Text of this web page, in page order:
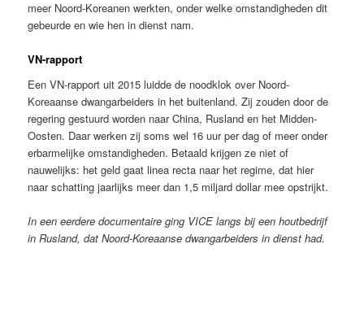
meer Noord-Koreanen werkten, onder welke omstandigheden dit
gebeurde en wie hen in dienst nam.
VN-rapport
Een VN-rapport uit 2015 luidde de noodklok over Noord-
Koreaanse dwangarbeiders in het buitenland. Zij zouden door de
regering gestuurd worden naar China, Rusland en het Midden-
Oosten. Daar werken zij soms wel 16 uur per dag of meer onder
erbarmelijke omstandigheden. Betaald krijgen ze niet of
nauwelijks: het geld gaat linea recta naar het regime, dat hier
naar schatting jaarlijks meer dan 1,5 miljard dollar mee opstrijkt.
In een eerdere documentaire ging VICE langs bij een houtbedrijf
in Rusland, dat Noord-Koreaanse dwangarbeiders in dienst had.